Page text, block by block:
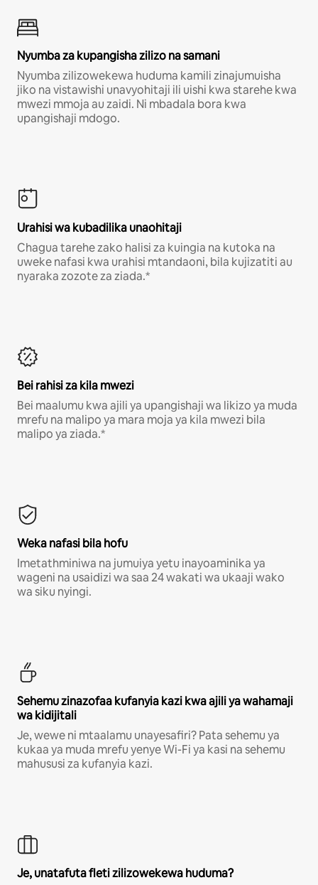
Nyumba za kupangisha zilizo na samani
Nyumba zilizowekewa huduma kamili zinajumuisha
jiko na vistawishi unavyohitaji ili uishi kwa starehe kwa
mwezi mmoja au zaidi. Ni mbadala bora kwa
upangishaji mdogo.
Urahisi wa kubadilika unaohitaji
Chagua tarehe zako halisi za kuingia na kutoka na
uweke nafasi kwa urahisi mtandaoni, bila kujizatiti au
nyaraka zozote za ziada.*
Bei rahisi za kila mwezi
Bei maalumu kwa ajili ya upangishaji wa likizo ya muda
mrefu na malipo ya mara moja ya kila mwezi bila
malipo ya ziada.*
Weka nafasi bila hofu
Imetathminiwa na jumuiya yetu inayoaminika ya
wageni na usaidizi wa saa 24 wakati wa ukaaji wako
wa siku nyingi.
Sehemu zinazofaa kufanyia kazi kwa ajili ya wahamaji
wa kidijitali
Je, wewe ni mtaalamu unayesafiri? Pata sehemu ya
kukaa ya muda mrefu yenye Wi-Fi ya kasi na sehemu
mahususi za kufanyia kazi.
Je, unatafuta fleti zilizowekewa huduma?